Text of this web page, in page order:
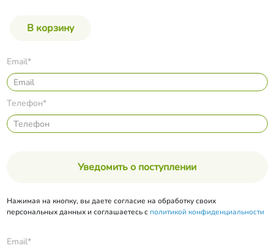
Email*
Телефон*
Уведомить о поступлении
Нажимая на кнопку, вы даете согласие на обработку своих
персональных данных и соглашаетесь с политикой конфиденциальности
Email*